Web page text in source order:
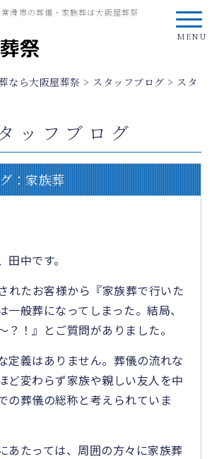
滑市の葬儀・家族葬は大阪屋葬祭
MENU
なら大阪屋葬祭 > スタッフブログ > スタ
ッフブログ
：家族葬
中です。
れたお客様から『家族葬で行いた
一般葬になってしまった。結局、
？！』とご質問がありました。
定義はありません。葬儀の流れな
ど変わらず家族や親しい友人を中
の葬儀の総称と考えられていま
あたっては、周囲の方々に家族葬